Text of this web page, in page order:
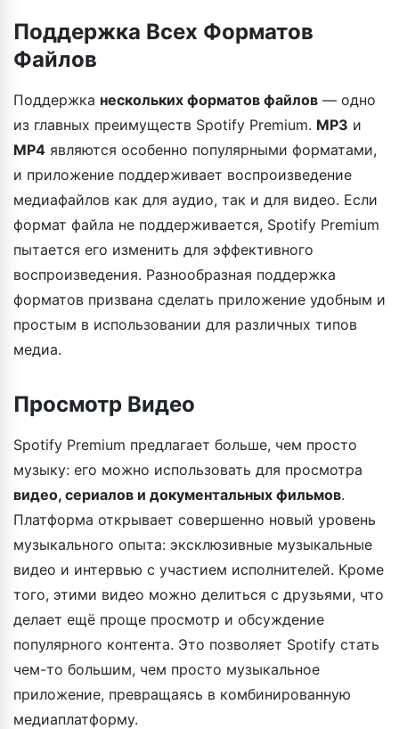
Поддержка Всех Форматов
Файлов
Поддержка нескольких форматов файлов — одно
из главных преимуществ Spotify Premium. MP3 и
MP4 являются особенно популярными форматами,
и приложение поддерживает воспроизведение
медиафайлов как для аудио, так и для видео. Если
формат файла не поддерживается, Spotify Premium
пытается его изменить для эффективного
воспроизведения. Разнообразная поддержка
форматов призвана сделать приложение удобным и
простым в использовании для различных типов
медиа.
Просмотр Видео
Spotify Premium предлагает больше, чем просто
музыку: его можно использовать для просмотра
видео, сериалов и документальных фильмов.
Платформа открывает совершенно новый уровень
музыкального опыта: эксклюзивные музыкальные
видео и интервью с участием исполнителей. Кроме
того, этими видео можно делиться с друзьями, что
делает ещё проще просмотр и обсуждение
популярного контента. Это позволяет Spotify стать
чем-то большим, чем просто музыкальное
приложение, превращаясь в комбинированную
медиаплатформу.